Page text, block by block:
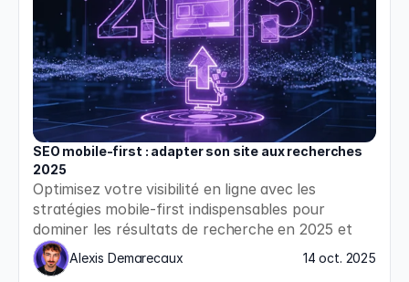
SEO mobile-first : adapter son site aux recherches
2025
Optimisez votre visibilité en ligne avec les
stratégies mobile-first indispensables pour
dominer les résultats de recherche en 2025 et
répondre aux nouvelles exigences de Google.
Alexis Demarecaux 14 oct. 2025